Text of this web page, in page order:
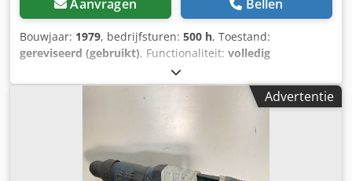
Aanvragen Bellen
Bouwjaar: 1979, bedrijfsturen: 500 h, Toestand:
gereviseerd (gebruikt), Functionaliteit: volledig
, machine-/voertuignummer:
duurzame Höller Bosch BMA vierkante sealzakkenmachine,
capaciteit 10-40 zakken. Volledige revisie in 2022 inclusief
volledig nieuwe elektronica en ombouw naar
servotechniek. Inclusief schroefdoseerunit. Djdpfjizag Tjx
Advertentie